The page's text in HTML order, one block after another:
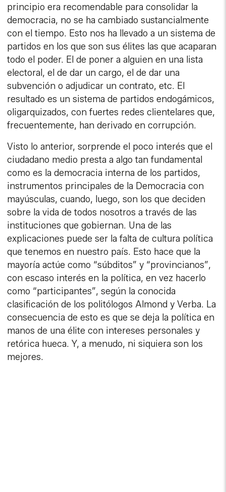
principio era recomendable para consolidar la
democracia, no se ha cambiado sustancialmente
con el tiempo. Esto nos ha llevado a un sistema de
partidos en los que son sus élites las que acaparan
todo el poder. El de poner a alguien en una lista
electoral, el de dar un cargo, el de dar una
subvención o adjudicar un contrato, etc. El
resultado es un sistema de partidos endogámicos,
oligarquizados, con fuertes redes clientelares que,
frecuentemente, han derivado en corrupción.
Visto lo anterior, sorprende el poco interés que el
ciudadano medio presta a algo tan fundamental
como es la democracia interna de los partidos,
instrumentos principales de la Democracia con
mayúsculas, cuando, luego, son los que deciden
sobre la vida de todos nosotros a través de las
instituciones que gobiernan. Una de las
explicaciones puede ser la falta de cultura política
que tenemos en nuestro país. Esto hace que la
mayoría actúe como “súbditos” y “provincianos”,
con escaso interés en la política, en vez hacerlo
como “participantes”, según la conocida
clasificación de los politólogos Almond y Verba. La
consecuencia de esto es que se deja la política en
manos de una élite con intereses personales y
retórica hueca. Y, a menudo, ni siquiera son los
mejores.